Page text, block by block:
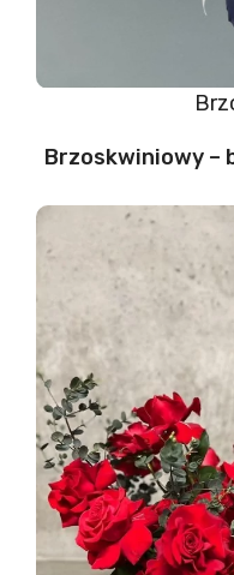
Brzoskwiniowy –